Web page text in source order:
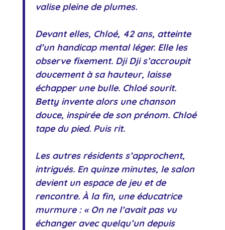
valise pleine de plumes.
Devant elles, Chloé, 42 ans, atteinte
d’un handicapmental léger. Elle les
observe fixement. Dji Dji s’accroupit
doucement à sa hauteur, laisse
échapper une bulle. Chloé sourit.
Betty invente alors une chanson
douce, inspirée de son prénom. Chloé
tape du pied. Puis rit.
Les autres résidents s’approchent,
intrigués. En quinze minutes, le salon
devient un espace de jeu et de
rencontre. À la fin, une éducatrice
murmure : « On ne l’avait pas vu
échanger avec quelqu’un depuis